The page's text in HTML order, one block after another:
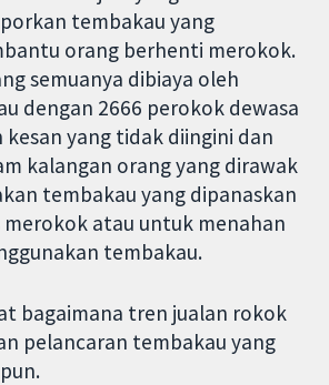
tembakau yang
orang berhenti merokok.
semuanya dibiaya oleh
dengan 2666 perokok dewasa
yang tidak diingini dan
kalangan orang yang dirawak
tembakau yang dipanaskan
atau untuk menahan
tembakau.
bagaimana tren jualan rokok
pelancaran tembakau yang